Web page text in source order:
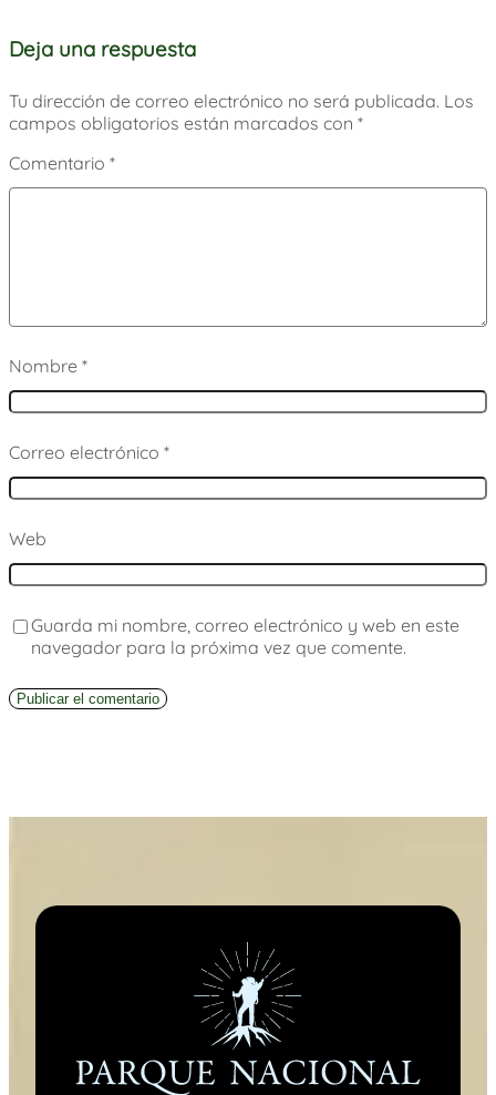
Deja una respuesta
Tu dirección de correo electrónico no será publicada. Los
campos obligatorios están marcados con *
Comentario *
Nombre *
Correo electrónico *
Web
Guarda mi nombre, correo electrónico y web en este
navegador para la próxima vez que comente.